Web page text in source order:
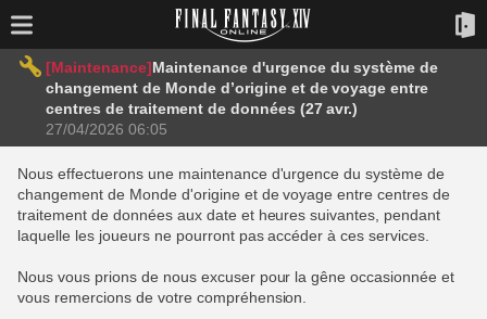
[Maintenance]Maintenance d'urgence du système de
changement de Monde d’origine et de voyage entre
centres de traitement de données (27 avr.)
27/04/2026 06:05
Nous effectuerons une maintenance d'urgence du système de
changement de Monde d'origine et de voyage entre centres de
traitement de données aux date et heures suivantes, pendant
laquelle les joueurs ne pourront pas accéder à ces services.
Nous vous prions de nous excuser pour la gêne occasionnée et
vous remercions de votre compréhension.